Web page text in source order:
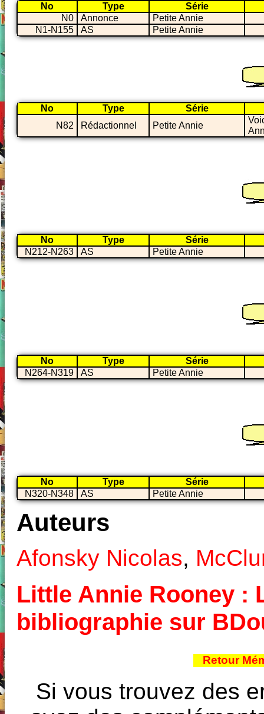
No Type
Série
N0
Annonce
Petite Annie
N1-N155
AS Petite Annie
No Type
Série
N82
Rédactionnel Petite Annie
No Type
Série
N212-N263
AS Petite Annie
No Type
Série
N264-N319
AS Petite Annie
No Type
Série
N320-N348
AS Petite Annie
Auteurs
Afonsky Nicolas,
Little Annie Rooney :
bibliographie sur
Retour
Si vous trouvez des